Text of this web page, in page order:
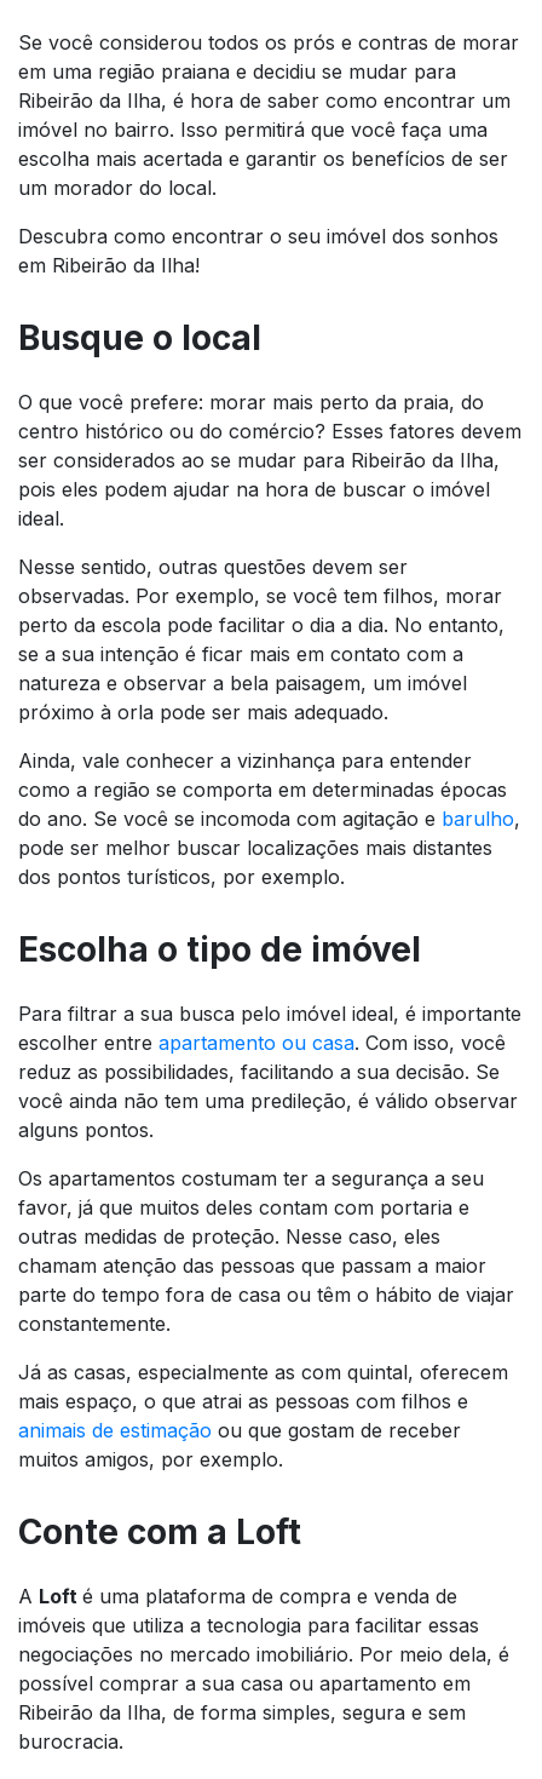
Se você considerou todos os prós e contras de morar
em uma região praiana e decidiu se mudar para
Ribeirão da Ilha, é hora de saber como encontrar um
imóvel no bairro. Isso permitirá que você faça uma
escolha mais acertada e garantir os benefícios de ser
um morador do local.
Descubra como encontrar o seu imóvel dos sonhos
em Ribeirão da Ilha!
Busque o local
O que você prefere: morar mais perto da praia, do
centro histórico ou do comércio? Esses fatores devem
ser considerados ao se mudar para Ribeirão da Ilha,
pois eles podem ajudar na hora de buscar o imóvel
ideal.
Nesse sentido, outras questões devem ser
observadas. Por exemplo, se você tem filhos, morar
perto da escola pode facilitar o dia a dia. No entanto,
se a sua intenção é ficar mais em contato com a
natureza e observar a bela paisagem, um imóvel
próximo à orla pode ser mais adequado.
Ainda, vale conhecer a vizinhança para entender
como a região se comporta em determinadas épocas
do ano. Se você se incomoda com agitação e barulho,
pode ser melhor buscar localizações mais distantes
dos pontos turísticos, por exemplo.
Escolha o tipo de imóvel
Para filtrar a sua busca pelo imóvel ideal, é importante
escolher entre apartamento ou casa. Com isso, você
reduz as possibilidades, facilitando a sua decisão. Se
você ainda não tem uma predileção, é válido observar
alguns pontos.
Os apartamentos costumam ter a segurança a seu
favor, já que muitos deles contam com portaria e
outras medidas de proteção. Nesse caso, eles
chamam atenção das pessoas que passam a maior
parte do tempo fora de casa ou têm o hábito de viajar
constantemente.
Já as casas, especialmente as com quintal, oferecem
mais espaço, o que atrai as pessoas com filhos e
animais de estimação ou que gostam de receber
muitos amigos, por exemplo.
Conte com a Loft
A Loft é uma plataforma de compra e venda de
imóveis que utiliza a tecnologia para facilitar essas
negociações no mercado imobiliário. Por meio dela, é
possível comprar a sua casa ou apartamento em
Ribeirão da Ilha, de forma simples, segura e sem
burocracia.